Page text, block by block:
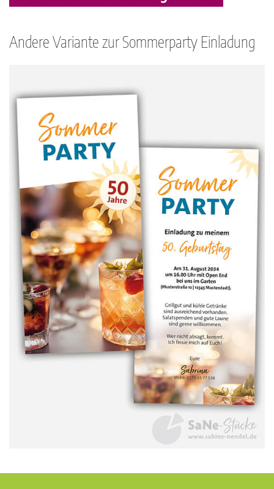
Andere Variante zur Sommerparty Einladung